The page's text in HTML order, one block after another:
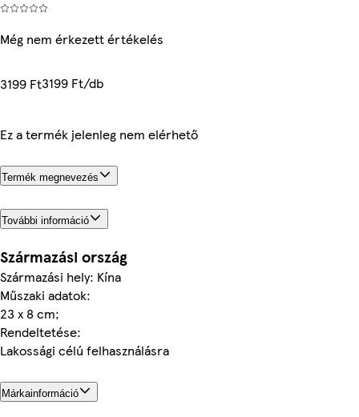
Még nem érkezett értékelés
3199 Ft3199 Ft/db
Ez a termék jelenleg nem elérhető
Termék megnevezés
További információ
Származási ország
Származási hely: Kína
Műszaki adatok:
23 x 8 cm;
Rendeltetése:
Lakossági célú felhasználásra
Márkainformáció